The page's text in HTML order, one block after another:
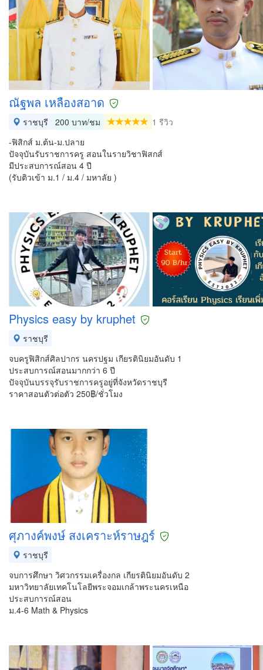
ณัฐพล เหลืองสอาด
ราชบุรี 200 บาท/ชม
1 รีวิว
-ฟิสิกส์ ม.ต้น-ม.ปลาย
ปัจจุบันรับราชการครู สอนในรายวิชาฟิสกส์
มีประสบการณ์สอน 4 ปี
(รับติวเข้า ม.1 / ม.4 / มหาลัย )
Physics easy by kruphet
ราชบุรี
จบครูฟิสิกส์ศิลปากร นครปฐม เกียรตินิยมอันดับ 1
ประสบการณ์สอนมากกว่า 6 ปี
ปัจจุบันบรรจุรับราชการครูอยู่ที่จังหวัดราชบุรี
ราคาสอนตัวต่อตัว 250฿/ชั่วโมง
ศุภางค์พงษ์ สงเคราะห์ราษฎร์
ราชบุรี
จบการศึกษา วิศวกรรมเครื่องกล เกียรตินิยมอันดับ 2
มหาวิทยาลัยเทคโนโลยีพระจอมเกล้าพระนครเหนือ
ประสบการณ์สอน
ม.4-6 Math & Physics